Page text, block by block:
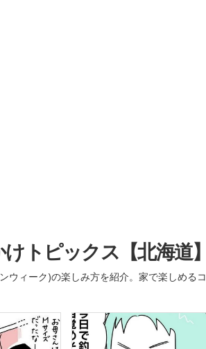
トピックス【北海道】
ウィーク)の楽しみ方を紹介。家で楽しめるコ